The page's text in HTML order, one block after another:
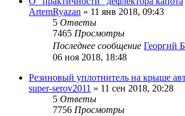
ArtemRyazan » 11 янв 2018, 09:43
5 Ответы
7465 Просмотры
Последнее сообщение Георгий
06 ноя 2018, 18:48
Резиновый уплотнитель на крыше
super-serov2011 » 11 сен 2018, 20:28
5 Ответы
7756 Просмотры